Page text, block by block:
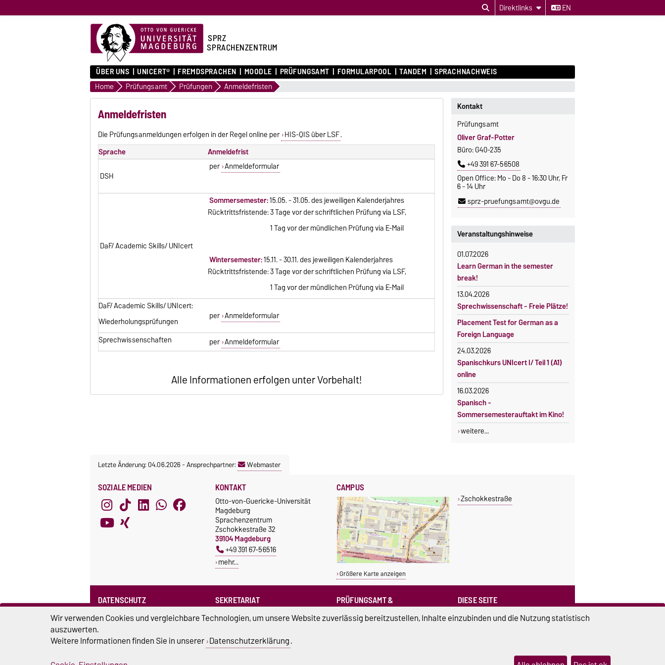
Direktlinks EN
SPRZ
SPRACHENZENTRUM
ÜBER UNS UNICERT® FREMDSPRACHEN MOODLE PRÜFUNGSAMT FORMULARPOOL TANDEM SPRACHNACHWEIS
Home Prüfungsamt Prüfungen Anmeldefristen
Anmeldefristen
Die Prüfungsanmeldungen erfolgen in der Regel online per HIS-QIS über LSF.
Sprache
Anmeldefrist
DSH
per Anmeldeformular
DaF/ Academic Skills/ UNIcert
Sommersemester:15.05. - 31.05. des jeweiligen Kalenderjahres
Rücktrittsfristende: 3 Tage vor der schriftlichen Prüfung via LSF,
1 Tag vor der mündlichen Prüfung via E-Mail
Wintersemester:15.11. - 30.11. des jeweiligen Kalenderjahres
Rücktrittsfristende: 3 Tage vor der schriftlichen Prüfung via LSF,
1 Tag vor der mündlichen Prüfung via E-Mail
DaF/ Academic Skills/ UNIcert:
Wiederholungsprüfungen
per Anmeldeformular
Sprechwissenschaften per Anmeldeformular
Alle Informationen erfolgen unter Vorbehalt!
Kontakt
Prüfungsamt
Oliver Graf-Potter
Büro: G40-235
+49 391 67-56508
Open Office: Mo - Do 8 - 16:30 Uhr, Fr
6 - 14 Uhr
sprz-pruefungsamt@ovgu.de
Veranstaltungshinweise
01.07.2026
Learn German in the semester
break!
13.04.2026
Sprechwissenschaft - Freie Plätze!
Placement Test for German as a
Foreign Language
24.03.2026
Spanischkurs UNIcert I/ Teil 1 (A1)
online
16.03.2026
Spanisch -
Sommersemesterauftakt im Kino!
weitere...
Letzte Änderung: 04.06.2026-Ansprechpartner: Webmaster
SOZIALE MEDIEN KONTAKT
Otto-von-Guericke-Universität
Magdeburg
Sprachenzentrum
Zschokkestraße 32
39104 Magdeburg
+49 391 67-56516
mehr…
CAMPUS
Größere Karte anzeigen
Zschokkestraße
DATENSCHUTZ
Datenschutzerklärung des SPRZ
SEKRETARIAT
sprachenzentrum@ovgu.de
PRÜFUNGSAMT &
PRÜFUNGSAUSSCHUSS
DIESE SEITE
Vorlesen
Wir verwenden Cookies und vergleichbare Technologien, um unsere Website zuverlässig bereitzustellen, Inhalte einzubinden und die Nutzung statistisch
auszuwerten.
Weitere Informationen finden Sie in unserer Datenschutzerklärung.